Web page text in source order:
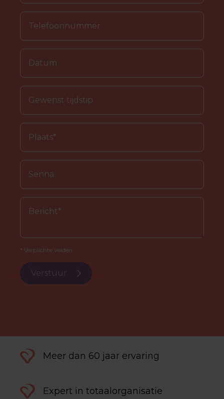
* Verplichte velden.
Verstuur
Meer dan 60 jaar ervaring
Expert in totaalorganisatie